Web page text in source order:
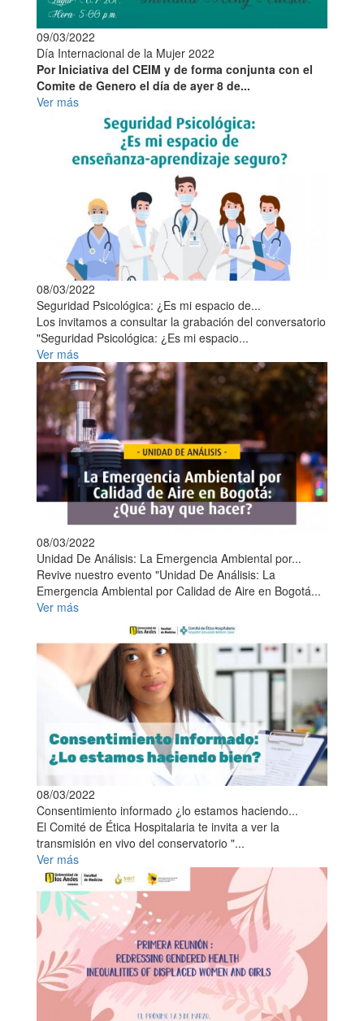
09/03/2022
Día Internacional de la Mujer 2022
Por Iniciativa del CEIM y de forma conjunta con el
Comite de Genero el día de ayer 8 de...
Ver más
08/03/2022
Seguridad Psicológica: ¿Es mi espacio de...
Los invitamos a consultar la grabación del conversatorio
"Seguridad Psicológica: ¿Es mi espacio...
Ver más
08/03/2022
Unidad De Análisis: La Emergencia Ambiental por...
Revive nuestro evento "Unidad De Análisis: La
Emergencia Ambiental por Calidad de Aire en Bogotá...
Ver más
08/03/2022
Consentimiento informado ¿lo estamos haciendo...
El Comité de Ética Hospitalaria te invita a ver la
transmisión en vivo del conservatorio "...
Ver más